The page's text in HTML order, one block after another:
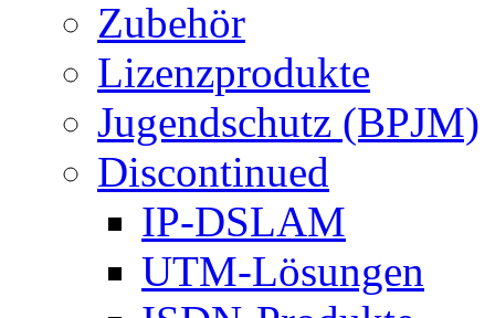
Zubehör
Lizenzprodukte
Jugendschutz (BPJM)
Discontinued
IP-DSLAM
UTM-Lösungen